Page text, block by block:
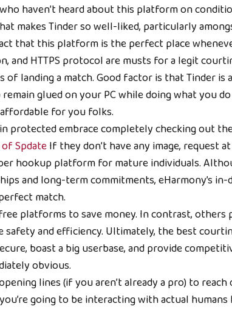
haven’t heard about this platform on
makes Tinder so well-liked, particularly
that this platform is the perfect place
and HTTPS protocol are musts for a legit
of landing a match. Good factor is that Tinder is
glued on your PC while doing what you do
for you folks.
protected embrace completely checking out
SpdateIf they don’t have any image, request
hookup platform for mature individuals.
and long-term commitments, eHarmony’s
match.
platforms to save money. In contrast, others
and efficiency. Ultimately, the best
boast a big userbase, and provide
obvious.
lines (if you aren’t already a pro) to
going to be interacting with actual humans